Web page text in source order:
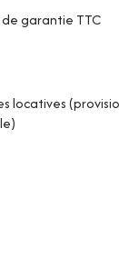
garantie TTC
locatives